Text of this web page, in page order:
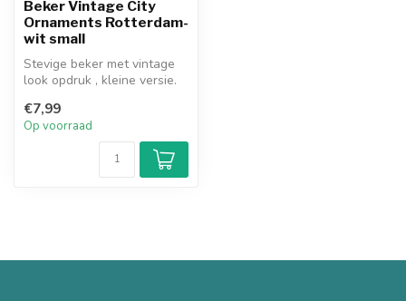
Beker Vintage City
Ornaments Rotterdam-
wit small
Stevige beker met vintage
look opdruk , kleine versie.
€7,99
Op voorraad